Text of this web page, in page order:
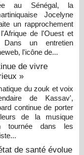
au Sénégal, la
Jocelyne
un rapprochement
de l'Ouest et
Dans un entretien
l'icône de...
de vivre
»
du zouk et voix
de Kassav',
continue de porter
de la musique
tournée dans les
de santé évolue